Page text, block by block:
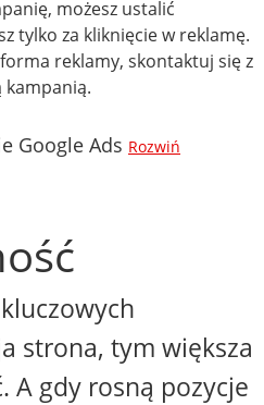
możesz ustalić
tylko za kliknięcie w reklamę.
forma reklamy, skontaktuj się z
kampanią.
Google Ads Rozwiń
strona, tym większa
A gdy rosną pozycje